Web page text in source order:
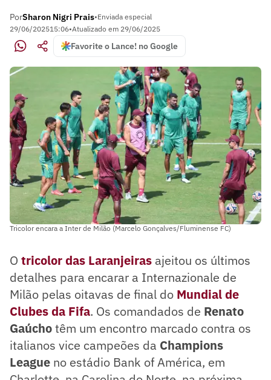
PorSharon Nigri Prais•Enviada especial
29/06/202515:06•Atualizado em 29/06/2025
Favorite o Lance! no Google
Tricolor encara a Inter de Milão (Marcelo Gonçalves/Fluminense FC)
O tricolor das Laranjeiras ajeitou os últimos
detalhes para encarar a Internazionale de
Milão pelas oitavas de final do Mundial de
Clubes da Fifa. Os comandados de Renato
Gaúchotêm um encontro marcado contra os
italianos vice campeões da Champions
League no estádio Bank of América, em